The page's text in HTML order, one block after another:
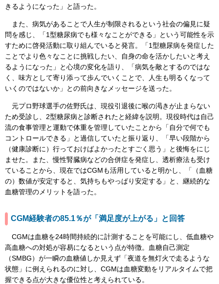
きるようになった」と語った。
また、病気があることで人生が制限されるという社会の偏見に疑
問を感じ、「1型糖尿病でも様々なことができる」という可能性を示
すために啓発活動に取り組んでいると発言。「1型糖尿病を発症した
ことでより色々なことに挑戦したい、自身の命を活かしたいと考え
るようになった」と心境の変化を語り、「病気を敵とするのではな
く、味方として寄り添って歩んでいくことで、人生も明るくなって
いくのではないか」との前向きなメッセージを送った。
元プロ野球選手の佐野氏は、現役引退後に喉の渇きが止まらない
ため受診し、2型糖尿病と診断されたと経緯を説明。現役時代は自己
流の食事管理と運動で体重を管理していたことから「自分で何でも
コントロールできる」と過信していたと振り返り、「早い段階から
（健康診断に）行っておけばよかったとすごく思う」と後悔をにじ
ませた。また、慢性腎臓病などの合併症を発症し、透析療法も受け
ていることから、現在ではCGMも活用していると明かし、「（血糖
の）数値が安定すると、気持ちもやっぱり安定する」と、継続的な
血糖管理のメリットを語った。
CGM経験者の85.1％が「満足度が上がる」と回答
CGMは血糖を24時間持続的に計測することを可能にし、低血糖や
高血糖への対処が容易になるという点が特徴。血糖自己測定
（SMBG）が一瞬の血糖値しか見えず「夜道を無灯火で走るような
状態」に例えられるのに対し、CGMは血糖変動をリアルタイムで把
握できる点が大きな優位性と考えられている。